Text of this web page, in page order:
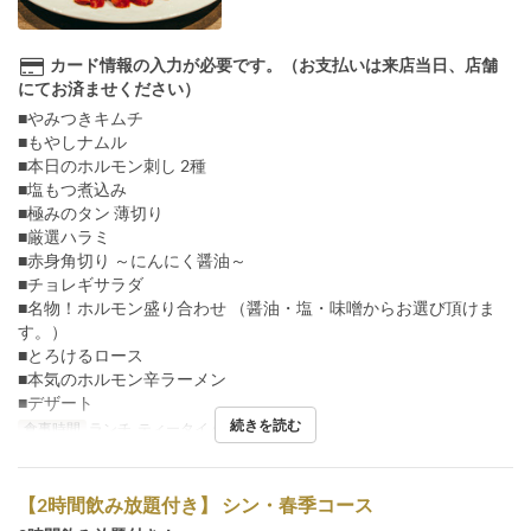
カード情報の入力が必要です。（お支払いは来店当日、店舗
にてお済ませください）
■やみつきキムチ
■もやしナムル
■本日のホルモン刺し 2種
■塩もつ煮込み
■極みのタン 薄切り
■厳選ハラミ
■赤身角切り ～にんにく醤油～
■チョレギサラダ
■名物！ホルモン盛り合わせ （醤油・塩・味噌からお選び頂けま
す。）
■とろけるロース
■本気のホルモン辛ラーメン
■デザート
食事時間 ランチ, ティータイム 続きを読む
【2時間飲み放題付き】 シン・春季コース